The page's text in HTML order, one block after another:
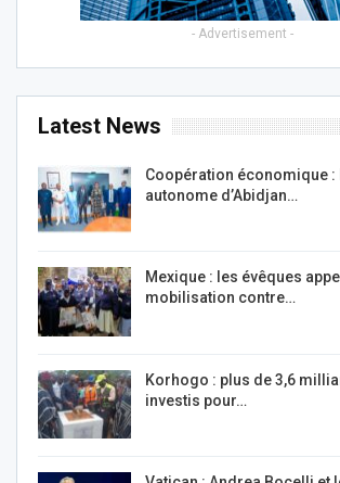
- Advertisement -
Latest News
Coopération économique :
autonome d’Abidjan…
Mexique : les évêques
mobilisation contre…
Korhogo : plus de 3,6
investis pour…